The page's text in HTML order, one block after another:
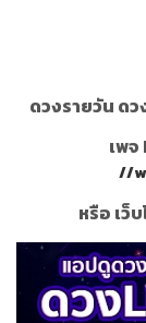
ดวงรายวัน ด
เพ
//
หรือ เว็